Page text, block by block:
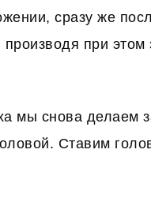
сразу же
при
мы снова делаем
Ставим